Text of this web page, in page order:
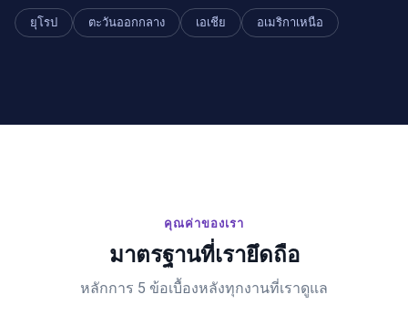
ยุโรป ตะวันออกกลาง เอเชีย อเมริกาเหนือ
คุณค่าของเรา
มาตรฐานที่เรายึดถือ
หลักการ 5 ข้อเบื้องหลังทุกงานที่เราดูแล